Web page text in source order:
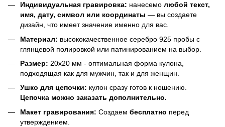
Индивидуальная гравировка: нанесемо любой текст,
имя, дату, символ или координаты — вы создаете
дизайн, что имеет значение именно для вас.
Материал: высококачественное серебро 925 пробы с
глянцевой полировкой или патинированием на выбор.
Размер: 20х20 мм - оптимальная форма кулона,
подходящая как для мужчин, так и для женщин.
Ушко для цепочки: кулон сразу готов к ношению.
Цепочка можно заказать дополнительно.
Макет гравирования: Создаем бесплатно перед
утверждением.